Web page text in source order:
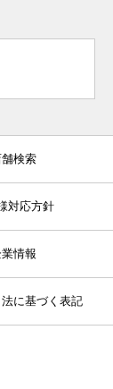
舗検索
対応方針
情報
に基づく表記